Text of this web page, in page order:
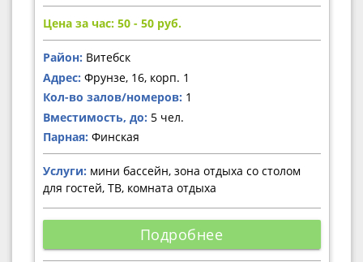
Цена за час: 50 - 50 руб.
Район: Витебск
Адрес: Фрунзе, 16, корп. 1
Кол-во залов/номеров: 1
Вместимость, до: 5 чел.
Парная: Финская
Услуги: мини бассейн, зона отдыха со столом
для гостей, ТВ, комната отдыха
Подробнее